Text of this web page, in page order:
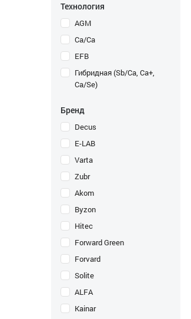
Технология
AGM
Ca/Ca
EFB
Гибридная (Sb/Ca, Ca+,
Ca/Se)
Бренд
Decus
E-LAB
Varta
Zubr
Akom
Byzon
Hitec
Forward Green
Forvard
Solite
ALFA
Kainar